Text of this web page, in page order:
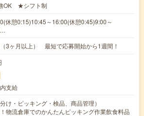
OK ★シフト制
休憩0:15)10:45～16:00(休憩0:45)9:00～
…
3ヶ月以上） 最短で応募開始から1週間！
支給
け・ピッキング・検品、商品管理）
物流倉庫でのかんたんピッキング作業飲食料品